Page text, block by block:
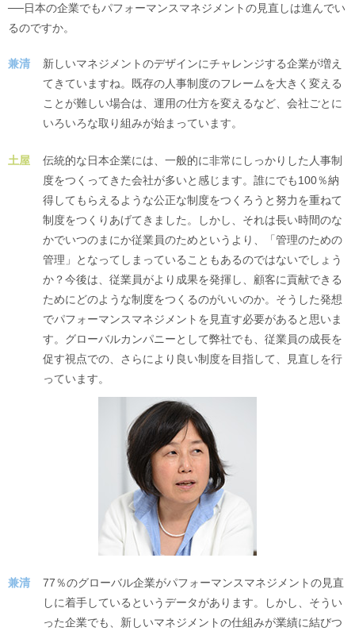
──日本の企業でもパフォーマンスマネジメントの見直しは進んでい
るのですか。
兼清
新しいマネジメントのデザインにチャレンジする企業が増え
てきていますね。既存の人事制度のフレームを大きく変える
ことが難しい場合は、運用の仕方を変えるなど、会社ごとに
いろいろな取り組みが始まっています。
土屋
伝統的な日本企業には、一般的に非常にしっかりした人事制
度をつくってきた会社が多いと感じます。誰にでも100％納
得してもらえるような公正な制度をつくろうと努力を重ねて
制度をつくりあげてきました。しかし、それは長い時間のな
かでいつのまにか従業員のためというより、「管理のための
管理」となってしまっていることもあるのではないでしょう
か？今後は、従業員がより成果を発揮し、顧客に貢献できる
ためにどのような制度をつくるのがいいのか。そうした発想
でパフォーマンスマネジメントを見直す必要があると思いま
す。グローバルカンパニーとして弊社でも、従業員の成長を
促す視点での、さらにより良い制度を目指して、見直しを行
っています。
兼清
77％のグローバル企業がパフォーマンスマネジメントの見直
しに着手しているというデータがあります。しかし、そうい
った企業でも、新しいマネジメントの仕組みが業績に結びつ